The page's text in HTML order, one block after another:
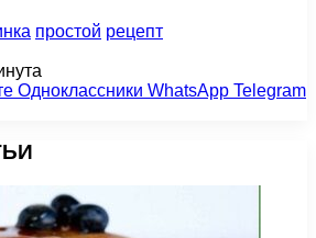
простой рецепт
Одноклассники WhatsApp Telegram